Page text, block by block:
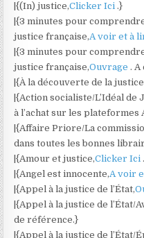
|{(In) justice,Clicker Ici.}
|{3 minutes pour
justice française,A voir et à
|{3 minutes pour
justice française,Ouvrage.
|{À la découverte de la
|{Action socialiste/L’Idéal de
à l’achat sur les plateformes
|{Affaire Priore/La
dans toutes les bonnes
|{Amour et justice,Clicker Ici
|{Angel est innocente,A voir
|{Appel à la justice de l’État,
|{Appel à la justice de l’État/
de référence.}
|{Appel à la justice de